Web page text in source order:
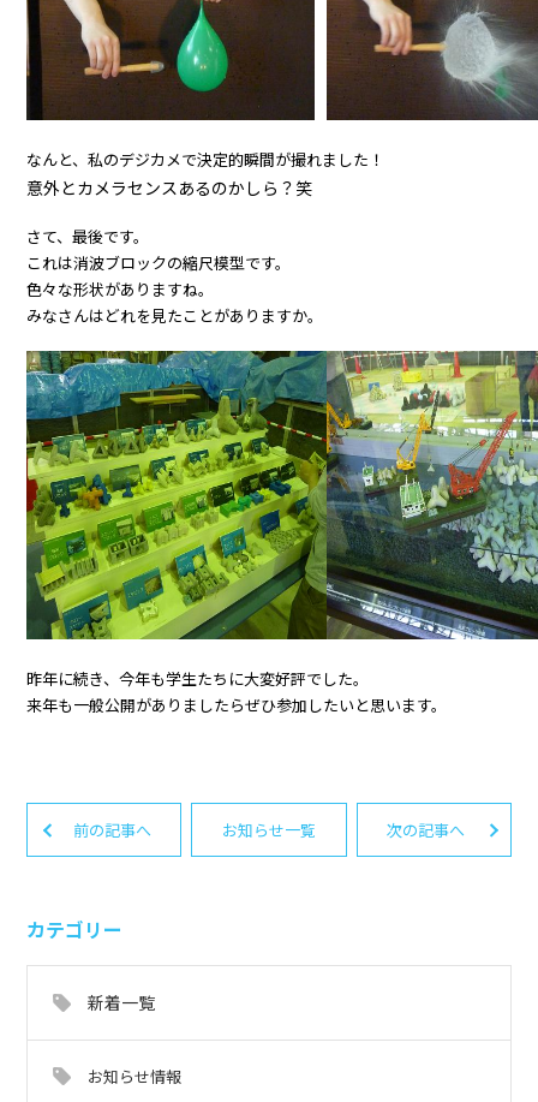
なんと、私のデジカメで決定的瞬間が撮れました！
意外とカメラセンスあるのかしら？笑
さて、最後です。
これは消波ブロックの縮尺模型です。
色々な形状がありますね。
みなさんはどれを見たことがありますか。
昨年に続き、今年も学生たちに大変好評でした。
来年も一般公開がありましたらぜひ参加したいと思います。
前の記事へ お知らせ一覧 次の記事へ
カテゴリー
新着一覧
お知らせ情報